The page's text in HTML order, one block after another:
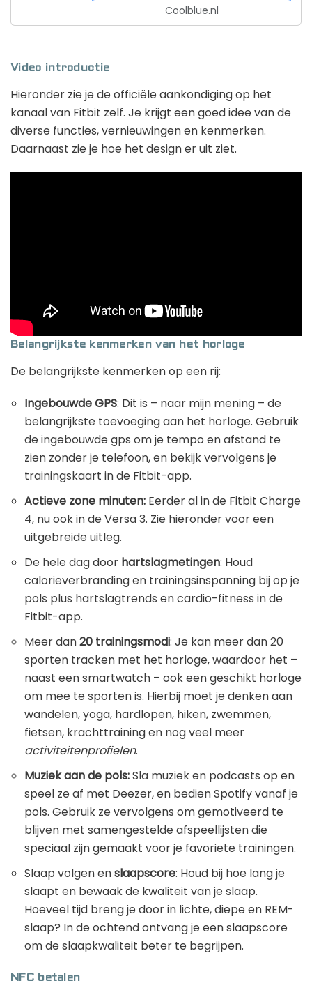
Coolblue.nl
Video introductie
Hieronder zie je de officiële aankondiging op het
kanaal van Fitbit zelf. Je krijgt een goed idee van de
diverse functies, vernieuwingen en kenmerken.
Daarnaast zie je hoe het design er uit ziet.
Belangrijkste kenmerken van het horloge
De belangrijkste kenmerken op een rij:
Ingebouwde GPS: Dit is – naar mijn mening – de
belangrijkste toevoeging aan het horloge. Gebruik
de ingebouwde gps om je tempo en afstand te
zien zonder je telefoon, en bekijk vervolgens je
trainingskaart in de Fitbit-app.
Actieve zone minuten: Eerder al in de Fitbit Charge
4, nu ook in de Versa 3. Zie hieronder voor een
uitgebreide uitleg.
De hele dag door hartslagmetingen: Houd
calorieverbranding en trainingsinspanning bij op je
pols plus hartslagtrends en cardio-fitness in de
Fitbit-app.
Meer dan20 trainingsmodi: Je kan meer dan 20
sporten tracken met het horloge, waardoor het –
naast een smartwatch – ook een geschikt horloge
om mee te sporten is. Hierbij moet je denken aan
wandelen, yoga, hardlopen, hiken, zwemmen,
fietsen, krachttraining en nog veel meer
activiteitenprofielen.
Muziek aan de pols:Sla muziek en podcasts op en
speel ze af met Deezer, en bedien Spotify vanaf je
pols. Gebruik ze vervolgens om gemotiveerd te
blijven met samengestelde afspeellijsten die
speciaal zijn gemaakt voor je favoriete trainingen.
Slaap volgen enslaapscore: Houd bij hoe lang je
slaapt en bewaak de kwaliteit van je slaap.
Hoeveel tijd breng je door in lichte, diepe en REM-
slaap? In de ochtend ontvang je een slaapscore
om de slaapkwaliteit beter te begrijpen.
NFC betalen